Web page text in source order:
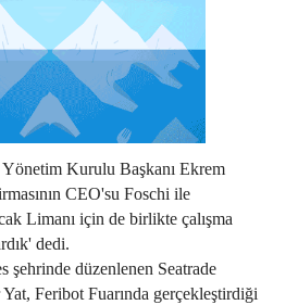
Kurulu Başkanı Ekrem
CEO'su Foschi ile
Limanı için de birlikte çalışma
dedi.
şehrinde düzenlenen Seatrade
Feribot Fuarında gerçekleştirdiği